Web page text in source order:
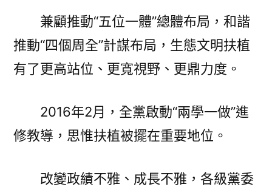
兼顧推動“五位一體”總體布局，和諧
推動“四個周全”計謀布局，生態文明扶植
有了更高站位、更寬視野、更鼎力度。
2016年2月，全黨啟動“兩學一做”進
修教導，思惟扶植被擺在重要地位。
改變政績不雅、成長不雅，各級黨委